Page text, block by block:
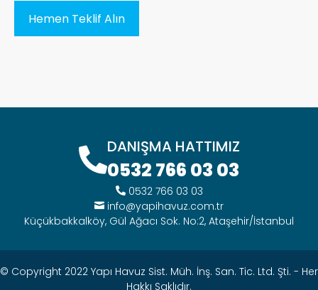
Hemen Teklif Alın
0532 766 03 03
info@yapihavuz.com.tr
Küçükbakkalköy, Gül Ağacı Sok. No:2, Ataşehir/İstanbul
DANIŞMA HATTIMIZ
0532 766 03 03
© Copyright 2022 Yapı Havuz Sist. Müh. İnş. San. Tic. Ltd. Şti. - Her
Hakkı Saklıdır.